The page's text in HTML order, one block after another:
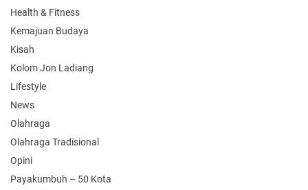
Health & Fitness
Kemajuan Budaya
Kisah
Kolom Jon Ladiang
Lifestyle
News
Olahraga
Olahraga Tradisional
Opini
Payakumbuh – 50 Kota